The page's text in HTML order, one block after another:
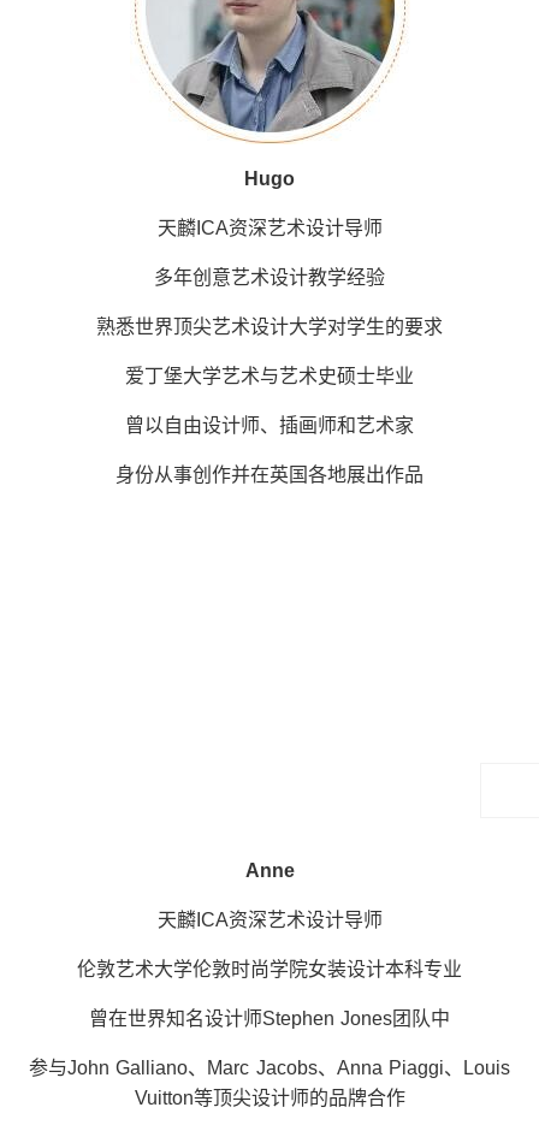
Hugo
天麟ICA资深艺术设计导师
多年创意艺术设计教学经验
熟悉世界顶尖艺术设计大学对学生的要求
爱丁堡大学艺术与艺术史硕士毕业
曾以自由设计师、插画师和艺术家
身份从事创作并在英国各地展出作品
Anne
天麟ICA资深艺术设计导师
伦敦艺术大学伦敦时尚学院女装设计本科专业
曾在世界知名设计师Stephen Jones团队中
参与John Galliano、Marc Jacobs、Anna Piaggi、Louis
Vuitton等顶尖设计师的品牌合作